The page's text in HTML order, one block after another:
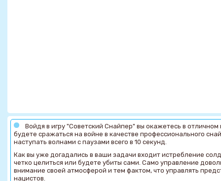
Войдя в игру "Советский Снайпер" вы окажетесь в
будете сражаться на войне в качестве профессионального
наступать волнами с паузами всего в 10 секунд.
Как вы уже догадались в ваши задачи входит истребление
четко целиться или будете убиты сами. Само управление
внимание своей атмосферой и тем фактом, что управлять
нацистов.